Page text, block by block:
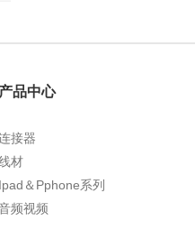
产品中心
接器
材
Ipad＆Pphone系列
频视频